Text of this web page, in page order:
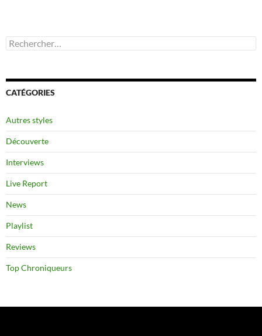
Rechercher :
CATÉGORIES
Autres styles
Découverte
Interviews
Live Report
News
Playlist
Reviews
Top Chroniqueurs